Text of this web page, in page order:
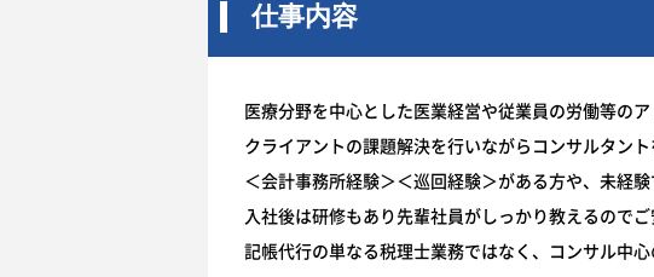
仕事内容
医療分野を中心とした医業経営や従業員の労働等のア
クライアントの課題解決を行いながらコンサルタント
＜会計事務所経験＞＜巡回経験＞がある方や、未経
入社後は研修もあり先輩社員がしっかり教えるのでご
記帳代行の単なる税理士業務ではなく、コンサル中心